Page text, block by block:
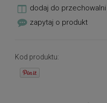
dodaj do przechowalni
zapytaj o produkt
Kod produktu: